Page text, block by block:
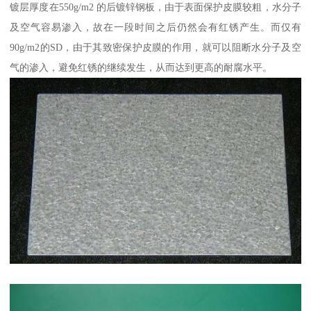
镀层厚度在550g/m2 的后镀锌钢板，由于表面保护皮膜较粗，水分子
及空气容易渗入，故在一段时间之后仍然会有红锈产生。而仅有
90g/m2的SD，由于其致密保护皮膜的作用，就可以阻断水分子及空
气的渗入，避免红锈的继续发生，从而达到更高的耐腐水平。